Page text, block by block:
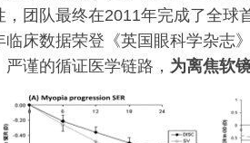
团队最终在2011年完成了全
临床数据荣登《英国眼科学杂志
谨的循证医学链路， 为离焦软